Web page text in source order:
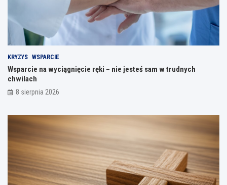
KRYZYS WSPARCIE
Wsparcie na wyciągnięcie ręki – nie jesteś sam w trudnych
chwilach
8 sierpnia 2026